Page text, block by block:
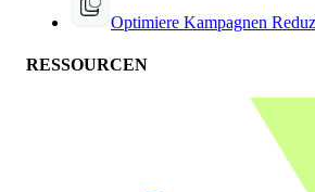
Optimiere Kampagnen
RESSOURCEN